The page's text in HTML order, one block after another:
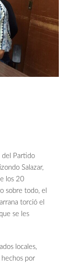
del Partido
Salazar,
los 20
sobre todo, el
torció el
se les
locales,
por